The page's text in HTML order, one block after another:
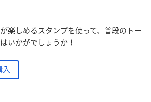
楽しめるスタンプを使って、普段のトー
いかがでしょうか！
入